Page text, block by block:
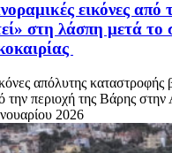
εικόνες από
στη λάσπη μετά το
απόλυτης
την περιοχή της Βάρης στην
2026